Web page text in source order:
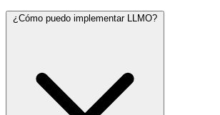
¿Cómo puedo implementar LLMO?